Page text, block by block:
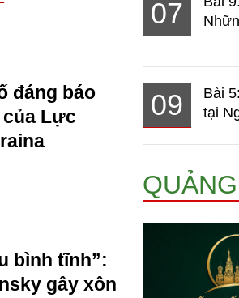
đáng báo
Lực
bình tĩnh”:
gây xôn
07
09
Bài
tại